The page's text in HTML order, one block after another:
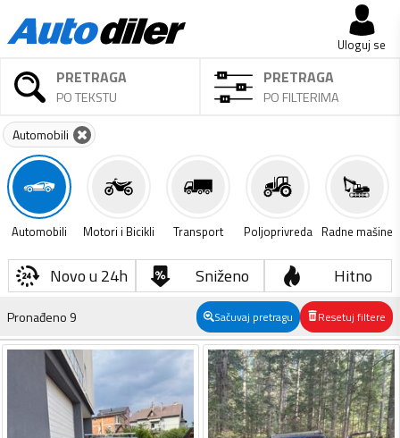
Uloguj se
PRETRAGA
PO TEKSTU
PRETRAGA
PO FILTERIMA
Automobili
Automobili Motori i Bicikli Transport Poljoprivreda Radne mašine
Novo u 24h Sniženo Hitno
Pronađeno 9 Sačuvaj pretragu Resetuj filtere